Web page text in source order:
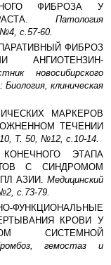
ФИБРОЗА У
Патология
с.57-60.
ФИБРОЗ
АНГИОТЕНЗИН-
новосибирского
клиническая
МАРКЕРОВ
ТЕЧЕНИИ
Т. 50, №12, с.10-14.
ЭТАПА
С СИНДРОМОМ
АЗИИ. Медицинский
с.73-79.
КРОВИ У
СИСТЕМНОЙ
гемостаз и